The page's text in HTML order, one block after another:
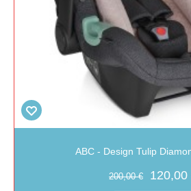
ABC - Design Tulip
200,00 € 120,00